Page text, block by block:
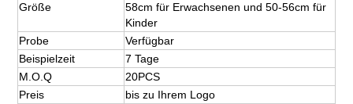
Größe
58cm für Erwachsenen und 50-56cm für
Kinder
Probe
Verfügbar
Beispielzeit
7 Tage
M.O.Q
20PCS
Preis
bis zu Ihrem Logo